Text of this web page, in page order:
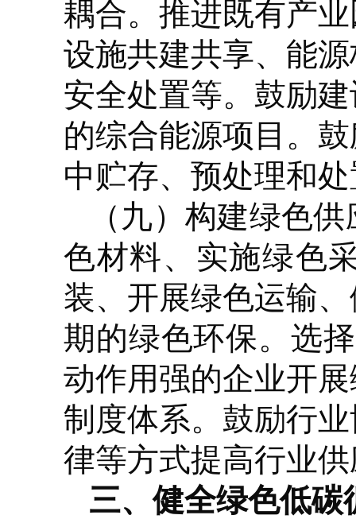
耦合。推进既有产
设施共建共享、能
安全处置等。鼓励
的综合能源项目。
中贮存、预处理和
（九）构建绿色
色材料、实施绿色
装、开展绿色运输
期的绿色环保。选
动作用强的企业开
制度体系。鼓励行
律等方式提高行业
三、健全绿色低